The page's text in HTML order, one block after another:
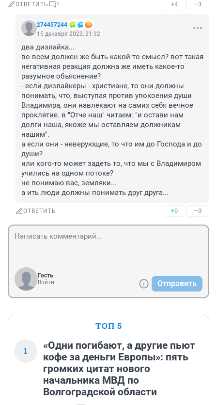
ОТВЕТИТЬ 1 +4 –3
274457244
15 декабря 2023, 21:32
два дизлайка...
во всем должен же быть какой-то смысл? вот такая
негативная реакция должна же иметь какое-то
разумное объяснение?
- если дизлайкеры - христиане, то они должны
понимать, что, выступая против упокоения души
Владимира, они навлекают на самих себя вечное
проклятие. в "Отче наш" читаем: "и остави нам
долги наша, якоже мы оставляем должникам
нашим".
а если они - неверующие, то что им до Господа и до
души?
или кого-то может задеть то, что мы с Владимиром
учились на одном потоке?
не понимаю вас, земляки...
а ить люди должны понимать друг друга...
ОТВЕТИТЬ +0 –0
Гость
Войти
Отправить
ТОП 5
1
«Одни погибают, а другие пьют
кофе за деньги Европы»: пять
громких цитат нового
начальника МВД по
Волгоградской области